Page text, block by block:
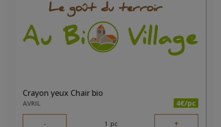
Crayon yeux Chair bio
AVRIL 4€/pc
- 1 pc +